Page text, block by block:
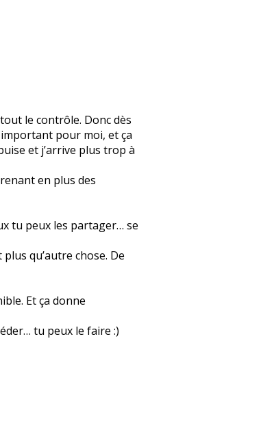
le contrôle. Donc dès
pour moi, et ça
et j’arrive plus trop à
en plus des
tu peux les partager… se
qu’autre chose. De
Et ça donne
tu peux le faire :)